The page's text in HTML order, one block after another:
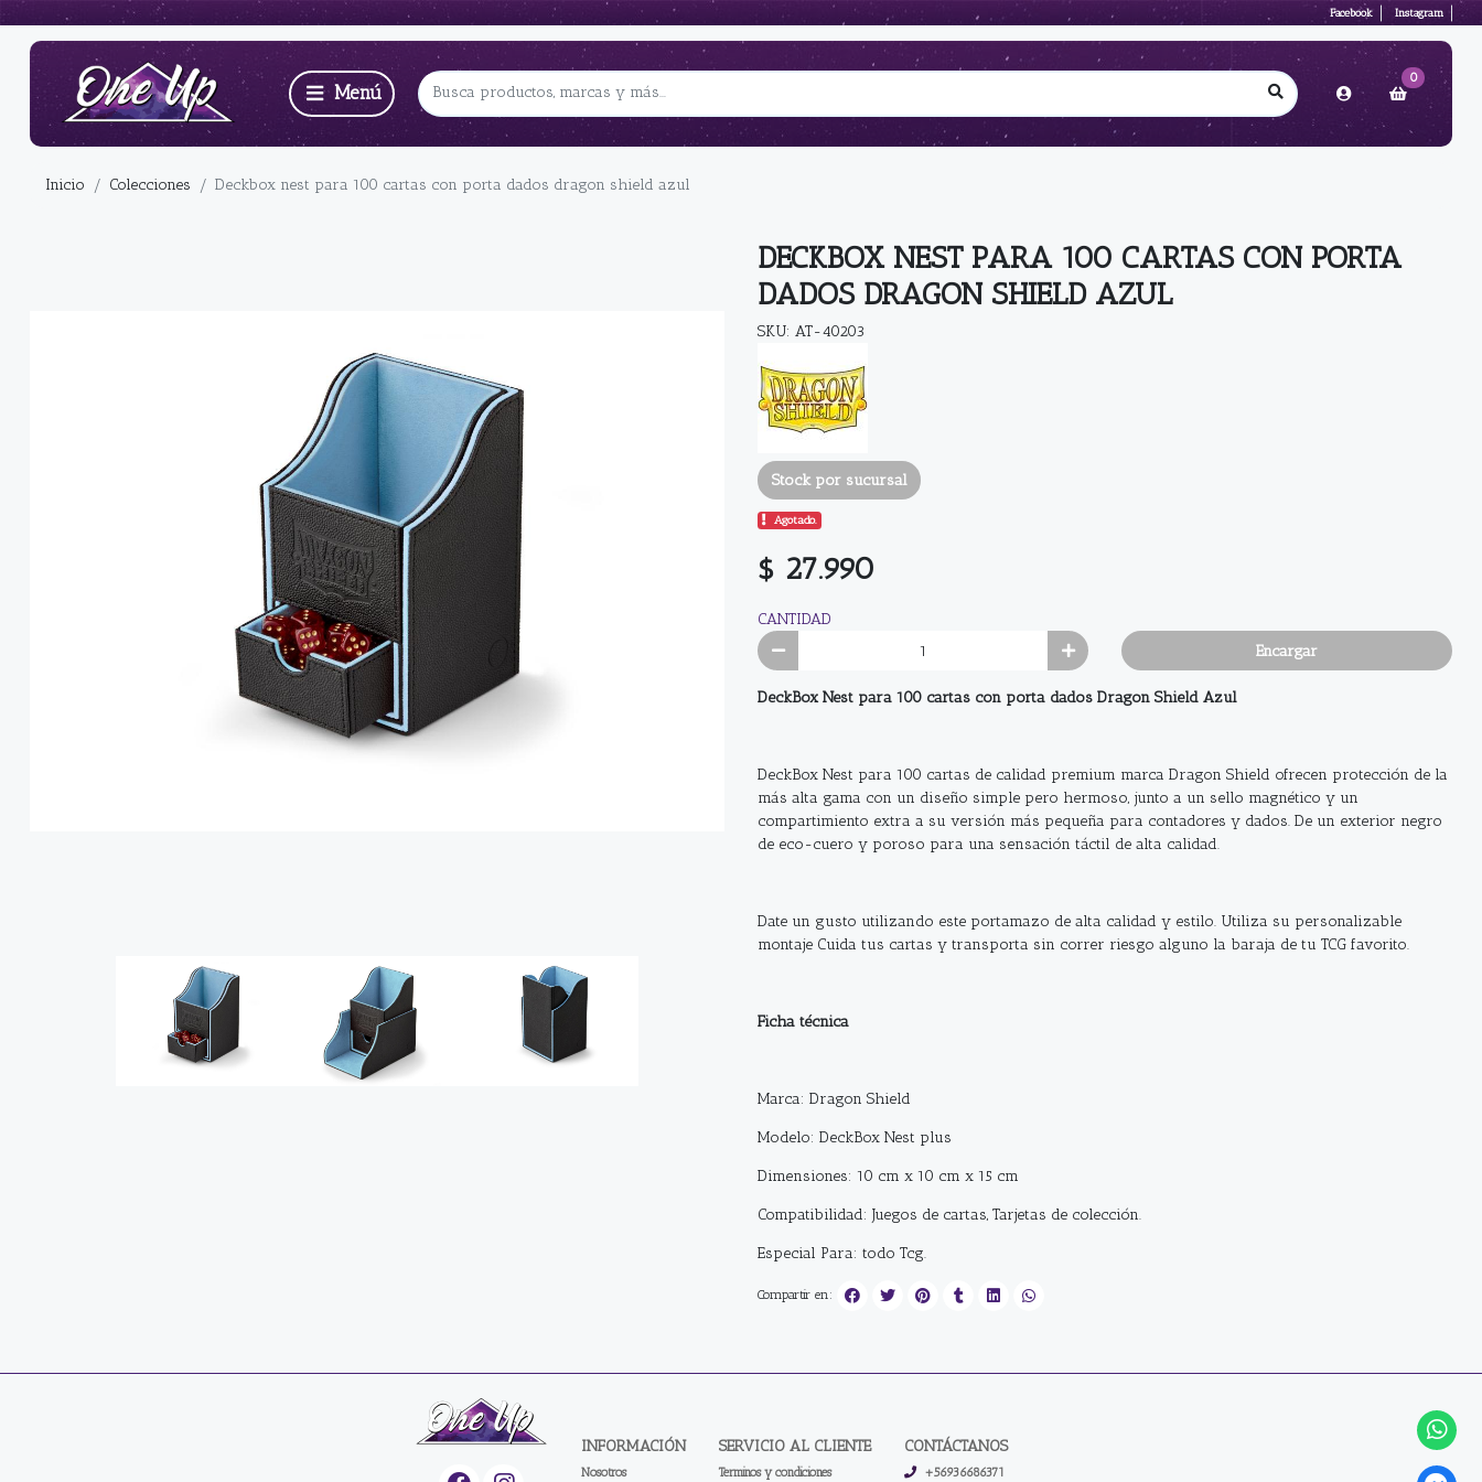
Facebook Instagram
0
Inicio Colecciones Deckbox nest para 100 cartas con porta dados dragon shield azul
DECKBOX NEST PARA 100 CARTAS CON PORTA
DADOS DRAGON SHIELD AZUL
SKU: AT-40203
Stock por sucursal
Agotado.
$ 27.990
CANTIDAD
Encargar
DeckBox Nest para 100 cartas con porta dados Dragon Shield Azul
DeckBox Nest para 100 cartas de calidad premium marca Dragon Shield ofrecen protección de la
más alta gama con un diseño simple pero hermoso, junto a un sello magnético y un
compartimiento extra a su versión más pequeña para contadores y dados. De un exterior negro
de eco-cuero y poroso para una sensación táctil de alta calidad.
Date un gusto utilizando este portamazo de alta calidad y estilo. Utiliza su personalizable
montaje Cuida tus cartas y transporta sin correr riesgo alguno la baraja de tu TCG favorito.
Ficha técnica
Marca: Dragon Shield
Modelo: DeckBox Nest plus
Dimensiones: 10 cm x 10 cm x 15 cm
Compatibilidad: Juegos de cartas, Tarjetas de colección.
Especial Para: todo Tcg.
Compartir en:
INFORMACIÓN
Nosotros
SERVICIO AL CLIENTE
Terminos y condiciones
CONTÁCTANOS
+56936686371